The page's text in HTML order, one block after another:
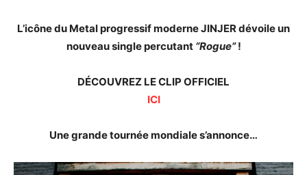
L’icône du Metal progressif moderne JINJER dévoile un
nouveau single percutant “Rogue”!
DÉCOUVREZ LE CLIP OFFICIEL
ICI
Une grande tournée mondiale s’annonce…